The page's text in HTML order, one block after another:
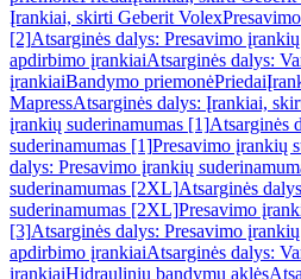
Įrankiai, skirti Geberit Volex
[2]Atsarginės dalys: Presavimo
apdirbimo įrankiaiAtsarginės dalys:
įrankiaiBandymo priemonėPriedai
MapressAtsarginės dalys: Įrankiai,
įrankių suderinamumas [1]Atsarginės
suderinamumas [1]Presavimo įrankių
dalys: Presavimo įrankių
suderinamumas [2XL]Atsarginės
suderinamumas [2XL]Presavimo
[3]Atsarginės dalys: Presavimo
apdirbimo įrankiaiAtsarginės dalys:
įrankiaiHidraulinių bandymų aklės